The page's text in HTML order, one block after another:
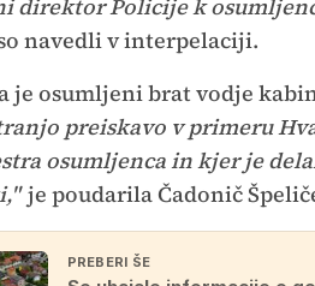
direktor Policije k
navedli v interpelaciji.
je osumljeni brat vodje
preiskavo v primeru
osumljenca in kjer je
je poudarila Čadonič
PREBERI ŠE